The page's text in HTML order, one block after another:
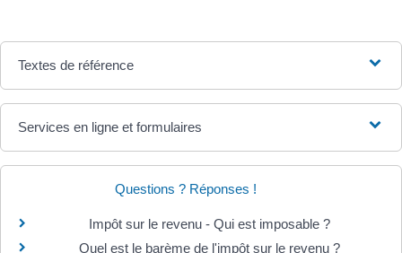
Textes de référence
Services en ligne et formulaires
Questions ? Réponses !
Impôt sur le revenu - Qui est imposable ?
Quel est le barème de l'impôt sur le revenu ?